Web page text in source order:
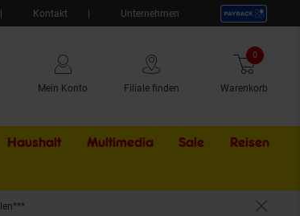
Kontakt Unternehmen
Mein Konto Filiale finden Warenkorb
0 Artikel
Haushalt Multimedia Sale Externer
Reisen